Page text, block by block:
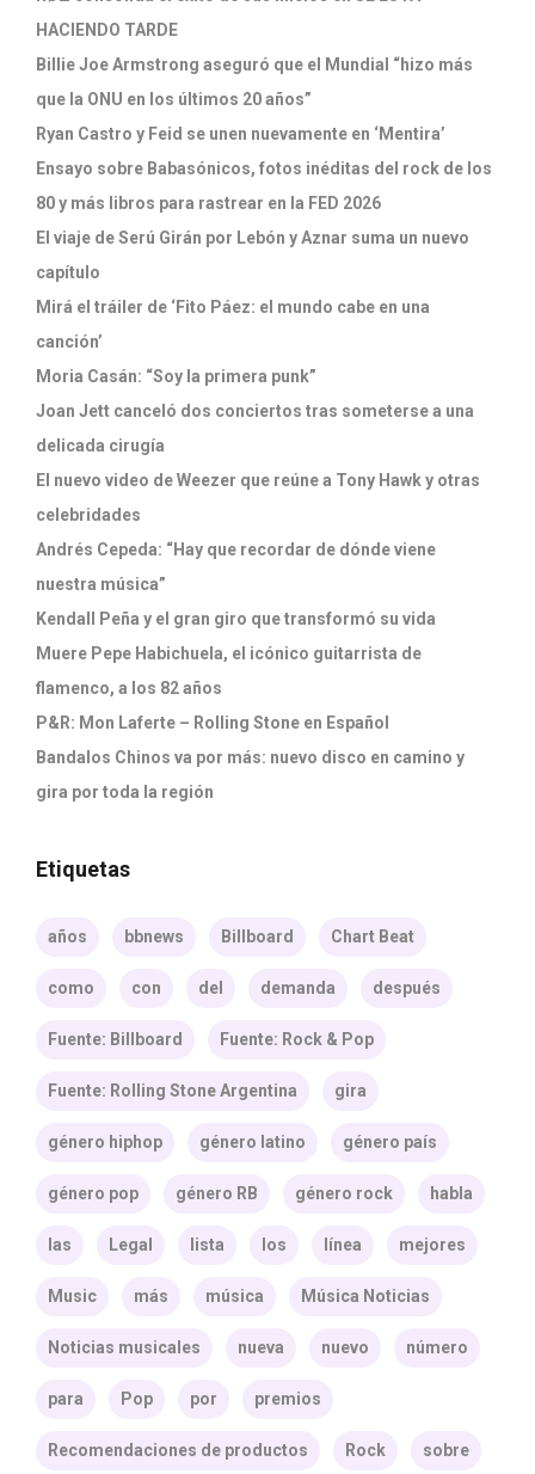
HACIENDO TARDE
Billie Joe Armstrong aseguró que el Mundial “hizo más
que la ONU en los últimos 20 años”
Ryan Castro y Feid se unen nuevamente en ‘Mentira’
Ensayo sobre Babasónicos, fotos inéditas del rock de los
80 y más libros para rastrear en la FED 2026
El viaje de Serú Girán por Lebón y Aznar suma un nuevo
capítulo
Mirá el tráiler de ‘Fito Páez: el mundo cabe en una
canción’
Moria Casán: “Soy la primera punk”
Joan Jett canceló dos conciertos tras someterse a una
delicada cirugía
El nuevo video de Weezer que reúne a Tony Hawk y otras
celebridades
Andrés Cepeda: “Hay que recordar de dónde viene
nuestra música”
Kendall Peña y el gran giro que transformó su vida
Muere Pepe Habichuela, el icónico guitarrista de
flamenco, a los 82 años
P&R: Mon Laferte – Rolling Stone en Español
Bandalos Chinos va por más: nuevo disco en camino y
gira por toda la región
Etiquetas
años bbnews Billboard Chart Beat
como con del demanda después
Fuente: Billboard Fuente: Rock & Pop
Fuente: Rolling Stone Argentina gira
género hiphop género latino género país
género pop género RB género rock habla
las Legal lista los línea mejores
Music más música Música Noticias
Noticias musicales nueva nuevo número
para Pop por premios
Recomendaciones de productos Rock sobre